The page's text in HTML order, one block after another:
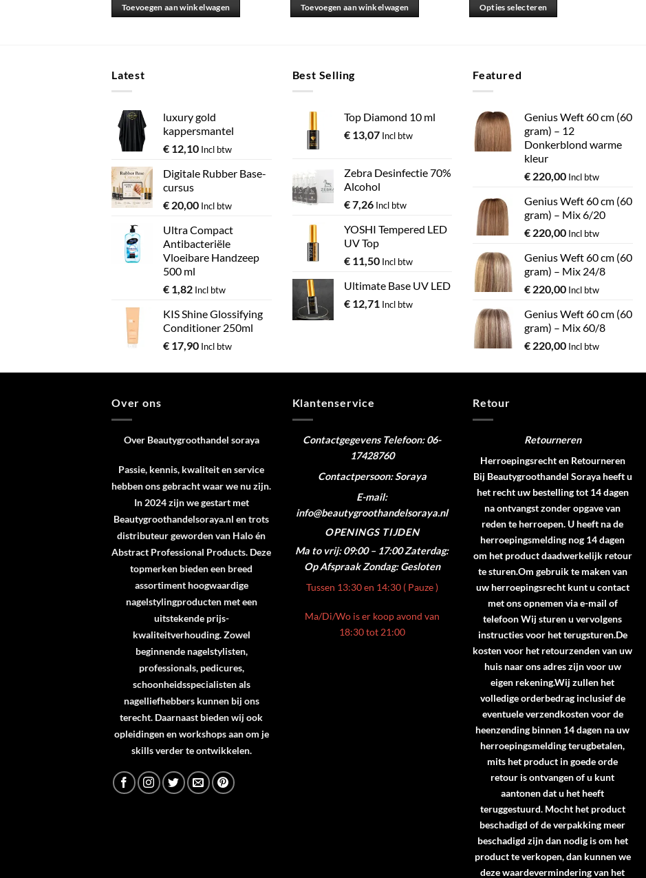
€ 4,19.€ 3,03.
Toevoegen aan winkelwagen Toevoegen aan winkelwagen Opties selecteren
meerdere
variaties.
optie
kan
gekozen
productpagina
Latest
luxury gold
kappersmantel
€ 12,10 Incl btw
Digitale Rubber Base-
cursus
€ 20,00 Incl btw
Ultra Compact
Antibacteriële
Vloeibare Handzeep
500 ml
€ 1,82 Incl btw
KIS Shine Glossifying
Conditioner 250ml
€ 17,90 Incl btw
Best Selling
Top Diamond 10 ml
€13,07 Incl btw
Zebra Desinfectie 70%
Alcohol
€7,26 Incl btw
YOSHI Tempered LED
UV Top
€11,50 Incl btw
Ultimate Base UV LED
€12,71 Incl btw
Featured
Genius Weft 60 cm (60
gram) – 12
Donkerblond warme
kleur
€ 220,00 Incl btw
Genius Weft 60 cm (60
gram) – Mix 6/20
€ 220,00 Incl btw
Genius Weft 60 cm (60
gram) – Mix 24/8
€ 220,00 Incl btw
Genius Weft 60 cm (60
gram) – Mix 60/8
€ 220,00 Incl btw
Over ons
Over Beautygroothandel soraya
Passie, kennis, kwaliteit en service
hebben ons gebracht waar we nu zijn.
In 2024 zijn we gestart met
Beautygroothandelsoraya.nl en trots
distributeur geworden van Haloén
Abstract Professional Products. Deze
topmerken bieden een breed
assortiment hoogwaardige
nagelstylingproducten met een
uitstekende prijs-
kwaliteitverhouding. Zowel
beginnende nagelstylisten,
professionals, pedicures,
schoonheidsspecialisten als
nagelliefhebbers kunnen bij ons
terecht. Daarnaast bieden wij ook
opleidingen en workshops aan om je
skills verder te ontwikkelen.
Klantenservice
ContactgegevensTelefoon: 06-
17428760
Contactpersoon: Soraya
E-mail:
info@beautygroothandelsoraya.nl
OPENINGS TIJDEN
Ma to vrij: 09:00 – 17:00 Zaterdag:
Op Afspraak Zondag: Gesloten
Tussen 13:30 en 14:30 ( Pauze )
Ma/Di/Wo is er koop avond van
18:30 tot 21:00
Retour
Retourneren
Herroepingsrecht en Retourneren
Bij Beautygroothandel Soraya heeft u
het recht uw bestelling tot 14 dagen
na ontvangst zonder opgave van
reden te herroepen. U heeft na de
herroepingsmelding nog 14 dagen
om het product daadwerkelijk retour
te sturen.Om gebruik te maken van
uw herroepingsrecht kunt u contact
met ons opnemen via e-mail of
telefoon Wij sturen u vervolgens
instructies voor het terugsturen.De
kosten voor het retourzenden van uw
huis naar ons adres zijn voor uw
eigen rekening.Wij zullen het
volledige orderbedrag inclusief de
eventuele verzendkosten voor de
heenzending binnen 14 dagen na uw
herroepingsmelding terugbetalen,
mits het product in goede orde
retour is ontvangen of u kunt
aantonen dat u het heeft
teruggestuurd. Mocht het product
beschadigd of de verpakking meer
beschadigd zijn dan nodig is om het
product te verkopen, dan kunnen we
deze waardevermindering van het